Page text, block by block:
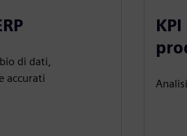
di dati,
accurati